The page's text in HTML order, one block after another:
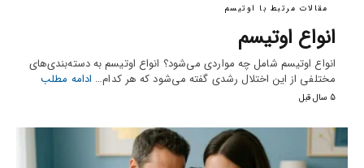
مقالات مرتبط با اوتیسم
انواع اوتیسم
انواع اوتیسم شامل چه مواردی می‌شود؟ انواع اوتیسم به دسته‌بندی‌های
مختلفی از این اختلال رشدی گفته می‌شود که هر کدام… ادامه مطلب
5 سال قبل